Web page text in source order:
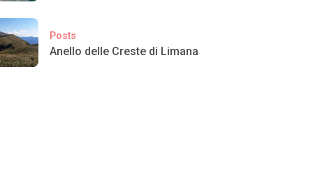
Posts
Anello delle Creste di Limana